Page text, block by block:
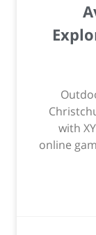
with
online